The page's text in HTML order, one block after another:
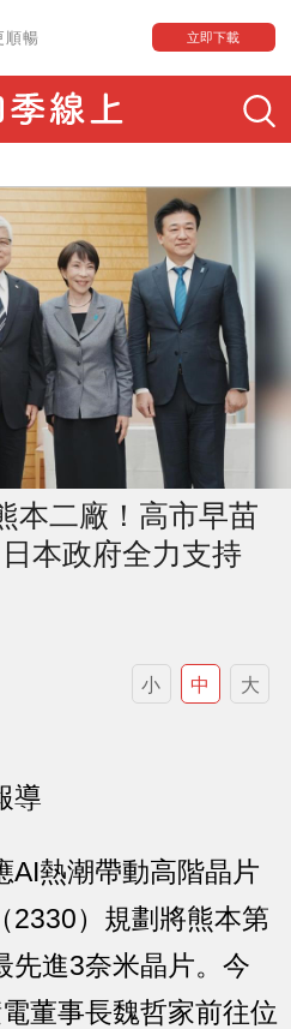
順暢 立即下載
本二廠！高市早苗
本政府全力支持
小 中 大
導
AI熱潮帶動高階晶片
2330）規劃將熊本第
先進3奈米晶片。今
董事長魏哲家前往位